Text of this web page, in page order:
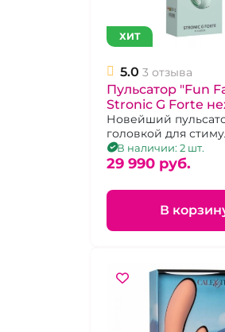
ХИТ
5.0 3 отзыва
Пульсатор "Fun
Stronic G Forte
бирюзовый
Новейший
головкой для
точки G.
В наличии: 2 шт.
29 990 pуб.
В